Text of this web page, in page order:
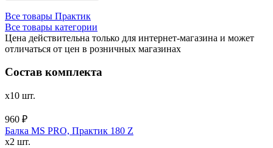
Все товары Практик
Все товары категории
Цена действительна только для интернет-магазина и может
отличаться от цен в розничных магазинах
Состав комплекта
x10 шт.
960 ₽
Балка MS PRO, Практик 180 Z
x2 шт.